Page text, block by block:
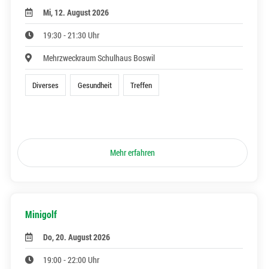
Mi, 12. August 2026
19:30 - 21:30 Uhr
Mehrzweckraum Schulhaus Boswil
Diverses Gesundheit Treffen
Mehr erfahren
Minigolf
Do, 20. August 2026
19:00 - 22:00 Uhr